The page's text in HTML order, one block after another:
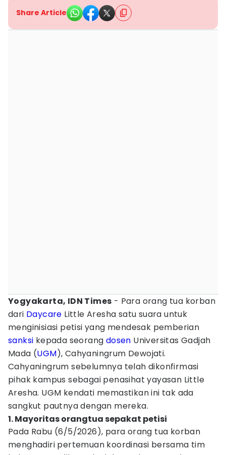
Share Article
Yogyakarta, IDN Times - Para orang tua korban
dari Daycare Little Aresha satu suara untuk
menginisiasi petisi yang mendesak pemberian
sanksi kepada seorang dosen Universitas Gadjah
Mada (UGM), Cahyaningrum Dewojati.
Cahyaningrum sebelumnya telah dikonfirmasi
pihak kampus sebagai penasihat yayasan Little
Aresha. UGM kendati memastikan ini tak ada
sangkut pautnya dengan mereka.
1. Mayoritas orangtua sepakat petisi
Pada Rabu (6/5/2026), para orang tua korban
menghadiri pertemuan koordinasi bersama tim